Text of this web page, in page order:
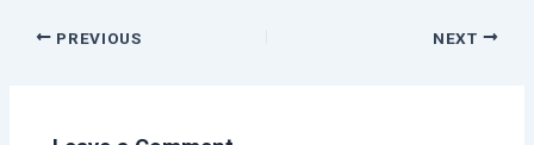
Post
PREVIOUS NEXT